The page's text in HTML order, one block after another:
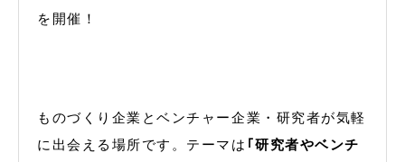
を開催！
ものづくり企業とベンチャー企業・研究者が気軽
に出会える場所です。テーマは ｢研究者やベンチ